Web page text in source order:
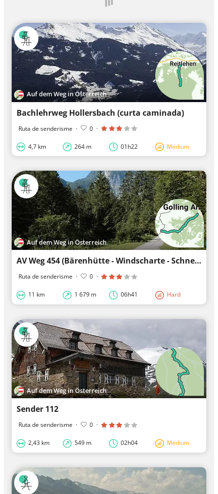
Auf dem Weg in Österreich
Bachlehrweg Hollersbach (curta caminada)
Ruta de senderisme · 0 ·
4,7 km 264 m 01h22 Medium
Auf dem Weg in Österreich
AV Weg 454 (Bärenhütte - Windscharte - Schneibstein)
Ruta de senderisme · 0 ·
11 km 1 679 m 06h41 Hard
Auf dem Weg in Österreich
Sender 112
Ruta de senderisme · 0 ·
2,43 km 549 m 02h04 Medium